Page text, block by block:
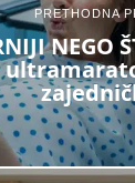
PRETHODNA
NEGO